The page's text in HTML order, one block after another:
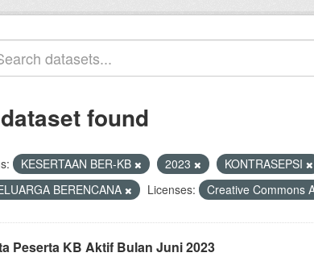
found
KESERTAAN BER-KB 2023 KONTRASEPSI
BERENCANA
Licenses: Creative Commons
Peserta KB Aktif Bulan Juni 2023